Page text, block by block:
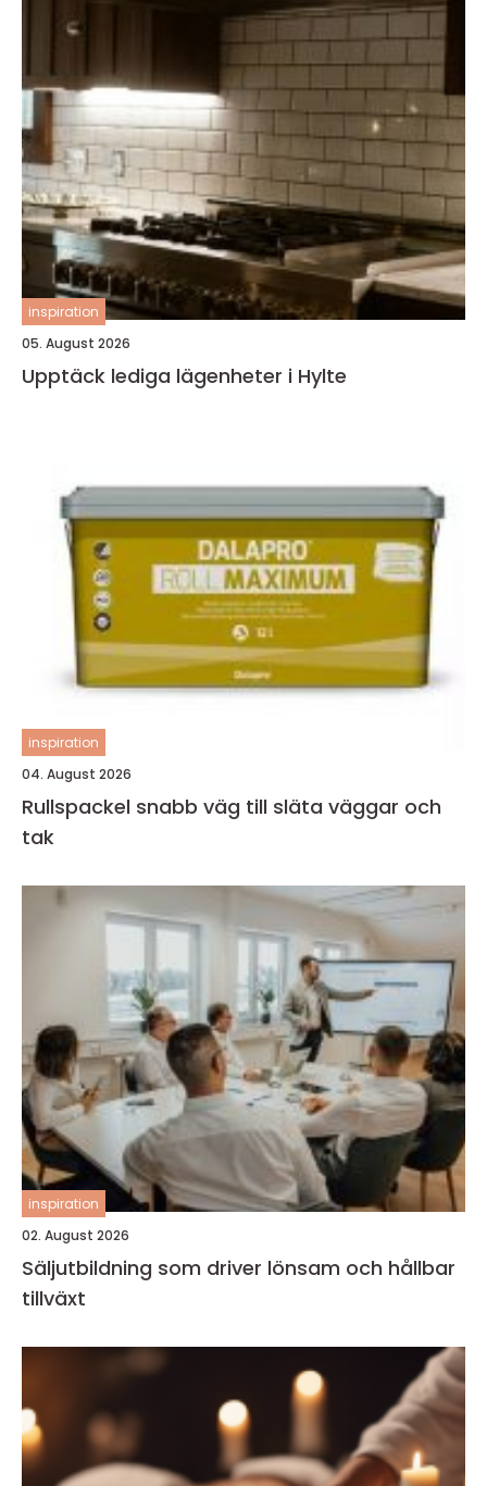
inspiration
05. August 2026
Upptäck lediga lägenheter i Hylte
inspiration
04. August 2026
Rullspackel snabb väg till släta väggar och
tak
inspiration
02. August 2026
Säljutbildning som driver lönsam och hållbar
tillväxt